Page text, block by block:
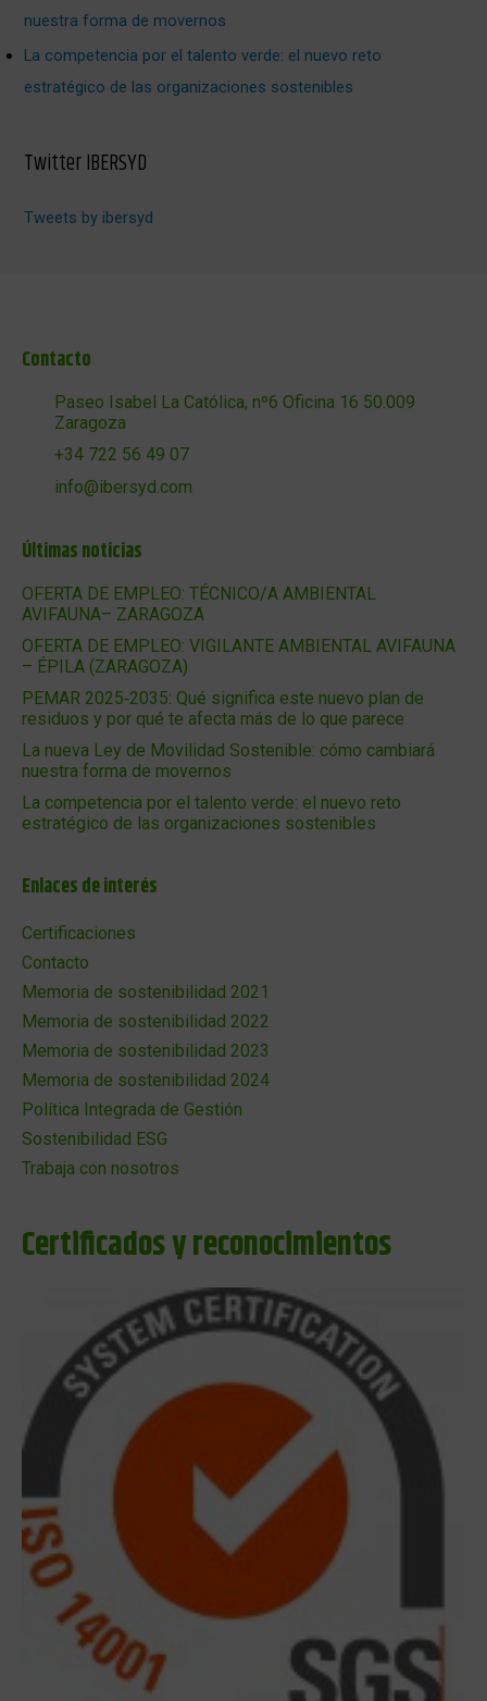
nuestra forma de movernos
La competencia por el talento verde: el nuevo reto
estratégico de las organizaciones sostenibles
Twitter IBERSYD
Tweets by ibersyd
Contacto
Paseo Isabel La Católica, nº6 Oficina 16 50.009
Zaragoza
+34 722 56 49 07
info@ibersyd.com
Últimas noticias
OFERTA DE EMPLEO: TÉCNICO/A AMBIENTAL
AVIFAUNA– ZARAGOZA
OFERTA DE EMPLEO: VIGILANTE AMBIENTAL AVIFAUNA
– ÉPILA (ZARAGOZA)
PEMAR 2025‑2035: Qué significa este nuevo plan de
residuos y por qué te afecta más de lo que parece
La nueva Ley de Movilidad Sostenible: cómo cambiará
nuestra forma de movernos
La competencia por el talento verde: el nuevo reto
estratégico de las organizaciones sostenibles
Enlaces de interés
Certificaciones
Contacto
Memoria de sostenibilidad 2021
Memoria de sostenibilidad 2022
Memoria de sostenibilidad 2023
Memoria de sostenibilidad 2024
Política Integrada de Gestión
Sostenibilidad ESG
Trabaja con nosotros
Certificados y reconocimientos